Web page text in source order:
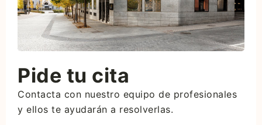
Pide tu cita
Contacta con nuestro equipo de profesionales
y ellos te ayudarán a resolverlas.